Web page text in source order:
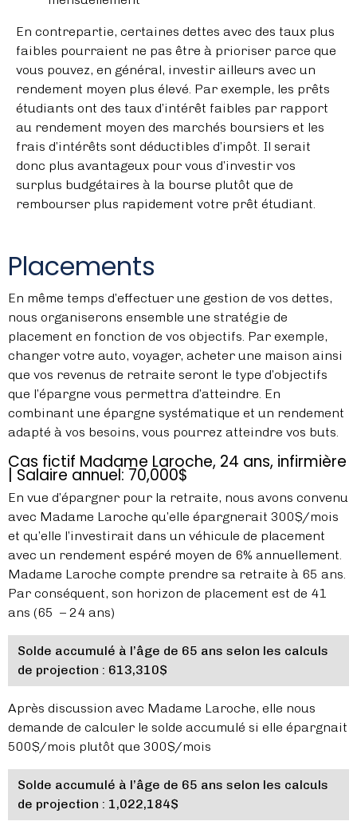
En contrepartie, certaines dettes avec des taux plus
faibles pourraient ne pas être à prioriser parce que
vous pouvez, en général, investir ailleurs avec un
rendement moyen plus élevé. Par exemple, les prêts
étudiants ont des taux d’intérêt faibles par rapport
au rendement moyen des marchés boursiers et les
frais d’intérêts sont déductibles d’impôt. Il serait
donc plus avantageux pour vous d’investir vos
surplus budgétaires à la bourse plutôt que de
rembourser plus rapidement votre prêt étudiant.
Placements
En même temps d’effectuer une gestion de vos dettes,
nous organiserons ensemble une stratégie de
placement en fonction de vos objectifs. Par exemple,
changer votre auto, voyager, acheter une maison ainsi
que vos revenus de retraite seront le type d’objectifs
que l’épargne vous permettra d’atteindre. En
combinant une épargne systématique et un rendement
adapté à vos besoins, vous pourrez atteindre vos buts.
Cas fictif Madame Laroche, 24 ans, infirmière
| Salaire annuel: 70,000$
En vue d’épargner pour la retraite, nous avons convenu
avec Madame Laroche qu’elle épargnerait 300$/mois
et qu’elle l’investirait dans un véhicule de placement
avec un rendement espéré moyen de 6% annuellement.
Madame Laroche compte prendre sa retraite à 65 ans.
Par conséquent, son horizon de placement est de 41
ans (65 – 24 ans)
Solde accumulé à l’âge de 65 ans selon les calculs
de projection : 613,310$
Après discussion avec Madame Laroche, elle nous
demande de calculer le solde accumulé si elle épargnait
500$/mois plutôt que 300$/mois
Solde accumulé à l’âge de 65 ans selon les calculs
de projection : 1,022,184$